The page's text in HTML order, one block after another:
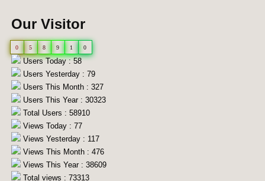
Our Visitor
0 5 8 9 1 0
Users Today : 58
Users Yesterday : 79
Users This Month : 327
Users This Year : 30323
Total Users : 58910
Views Today : 77
Views Yesterday : 117
Views This Month : 476
Views This Year : 38609
Total views : 73313